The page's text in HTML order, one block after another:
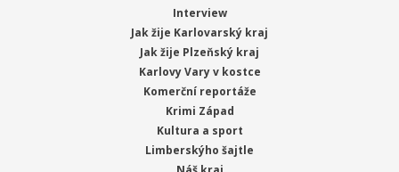
Interview
Jak žije Karlovarský kraj
Jak žije Plzeňský kraj
Karlovy Vary v kostce
Komerční reportáže
Krimi Západ
Kultura a sport
Limberskýho šajtle